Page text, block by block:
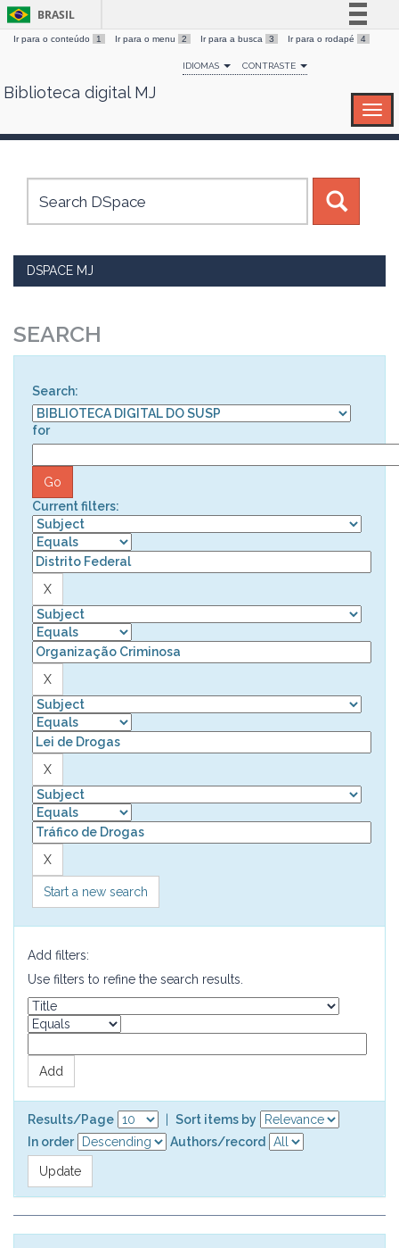
Skip
BRASIL
Simplifique!
Comunica BR
Canais
Ir para o conteúdo 1 Ir para o menu 2 Ir para a busca 3 Ir para o rodapé 4
IDIOMAS CONTRASTE
Biblioteca digital MJ
DSPACE MJ
SEARCH
Search:
for
Current filters:
Start a new search
Add filters:
Use filters to refine the search results.
Results/Page
Sort items by
In order
Authors/record